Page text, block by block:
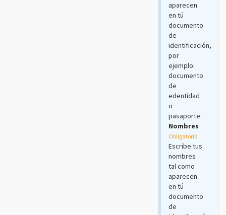
aparecen
en tú
documento
de
identificación,
por
ejemplo:
documento
de
edentidad
o
pasaporte.
Nombres
Obligatorio
Escribe tus
nombres
tal como
aparecen
en tú
documento
de